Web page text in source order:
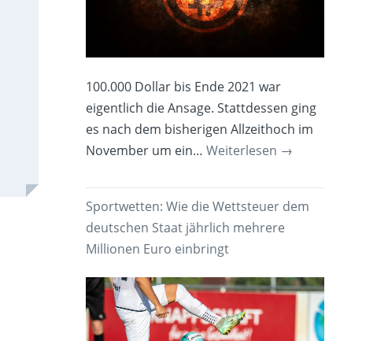
100.000 Dollar bis Ende 2021 war
eigentlich die Ansage. Stattdessen ging
es nach dem bisherigen Allzeithoch im
November um ein…Weiterlesen →
Sportwetten: Wie die Wettsteuer dem
deutschen Staat jährlich mehrere
Millionen Euro einbringt